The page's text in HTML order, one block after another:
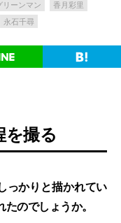
リーンマン
香月彩里
永石千尋
を撮る
っかりと描かれてい
のでしょうか。